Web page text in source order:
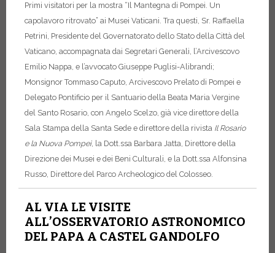
Primi visitatori per la mostra “Il Mantegna di Pompei. Un
capolavoro ritrovato” ai Musei Vaticani. Tra questi, Sr. Raffaella
Petrini, Presidente del Governatorato dello Stato della Città del
Vaticano, accompagnata dai Segretari Generali, l’Arcivescovo
Emilio Nappa, e l’avvocato Giuseppe Puglisi-Alibrandi;
Monsignor Tommaso Caputo, Arcivescovo Prelato di Pompei e
Delegato Pontificio per il Santuario della Beata Maria Vergine
del Santo Rosario, con Angelo Scelzo, già vice direttore della
Sala Stampa della Santa Sede e direttore della rivista Il Rosario
e la Nuova Pompei, la Dott.ssa Barbara Jatta, Direttore della
Direzione dei Musei e dei Beni Culturali, e la Dott.ssa Alfonsina
Russo, Direttore del Parco Archeologico del Colosseo.
AL VIA LE VISITE
ALL’OSSERVATORIO ASTRONOMICO
DEL PAPA A CASTEL GANDOLFO